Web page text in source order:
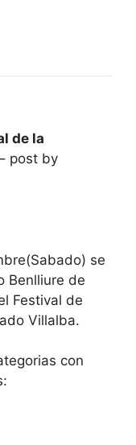
de la
post by
se
Benlliure de
Festival de
Villalba.
con